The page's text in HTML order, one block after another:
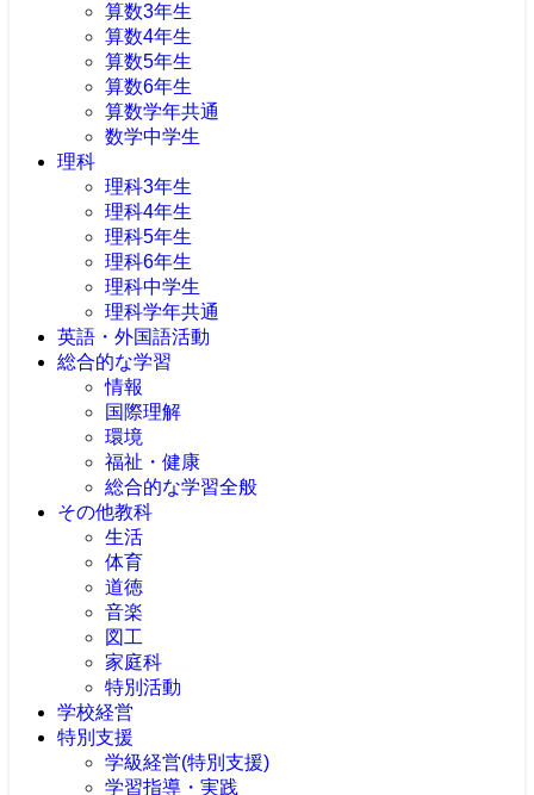
算数3年生
算数4年生
算数5年生
算数6年生
算数学年共通
数学中学生
理科
理科3年生
理科4年生
理科5年生
理科6年生
理科中学生
理科学年共通
英語・外国語活動
総合的な学習
情報
国際理解
環境
福祉・健康
総合的な学習全般
その他教科
生活
体育
道徳
音楽
図工
家庭科
特別活動
学校経営
特別支援
学級経営(特別支援)
学習指導・実践